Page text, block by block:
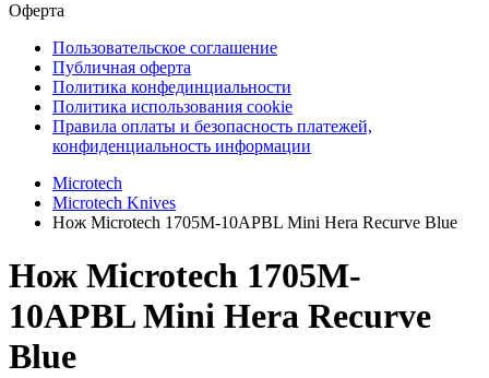
Оферта
Пользовательское соглашение
Публичная оферта
Политика конфединциальности
Политика использования cookie
Правила оплаты и безопасность платежей,
конфиденциальность информации
Microtech
Microtech Knives
Нож Microtech 1705M-10APBL Mini Hera Recurve Blue
Нож Microtech 1705M-
10APBL Mini Hera Recurve
Blue